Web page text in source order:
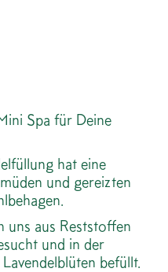
Spa für Deine
hat eine
und gereizten
uns aus Reststoffen
und in der
befüllt.